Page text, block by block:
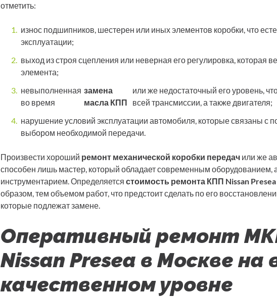
отметить:
износ подшипников, шестерен или иных элементов коробки, что
эксплуатации;
выход из строя сцепления или неверная его регулировка, которая
элемента;
невыполненная
во время
замена
масла КПП
или же недостаточный его уровень,
всей трансмиссии, а также двигателя;
нарушение условий эксплуатации автомобиля, которые связаны с
выбором необходимой передачи.
Произвести хороший ремонт механической коробки передач или же
способен лишь мастер, который обладает современным оборудованием,
инструментарием. Определяется стоимость ремонта КПП Nissan
образом, тем объемом работ, что предстоит сделать по его
которые подлежат замене.
Оперативный ремонт
Nissan Presea в Москве на
качественном уровне